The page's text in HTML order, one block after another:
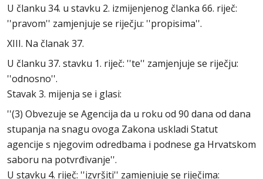
U članku 34. u stavku 2. izmijenjenog članka 66. riječ:
''pravom'' zamjenjuje se riječju: ''propisima''.
XIII. Na članak 37.
U članku 37. stavku 1. riječ: ''te'' zamjenjuje se riječju:
''odnosno''.
Stavak 3. mijenja se i glasi:
''(3) Obvezuje se Agencija da u roku od 90 dana od dana
stupanja na snagu ovoga Zakona uskladi Statut
agencije s njegovim odredbama i podnese ga Hrvatskom
saboru na potvrđivanje''.
U stavku 4. riječ: ''izvršiti'' zamjenjuje se riječima: